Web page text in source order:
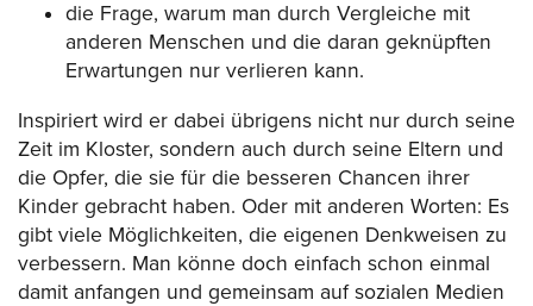
die Frage, warum man durch Vergleiche mit
anderen Menschen und die daran geknüpften
Erwartungen nur verlieren kann.
Inspiriert wird er dabei übrigens nicht nur durch seine
Zeit im Kloster, sondern auch durch seine Eltern und
die Opfer, die sie für die besseren Chancen ihrer
Kinder gebracht haben. Oder mit anderen Worten: Es
gibt viele Möglichkeiten, die eigenen Denkweisen zu
verbessern. Man könne doch einfach schon einmal
damit anfangen und gemeinsam auf sozialen Medien